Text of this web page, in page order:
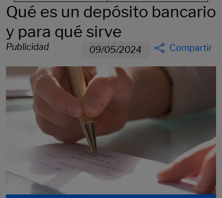
Qué es un depósito bancario
y para qué sirve
Publicidad 09/05/2024 Compartir